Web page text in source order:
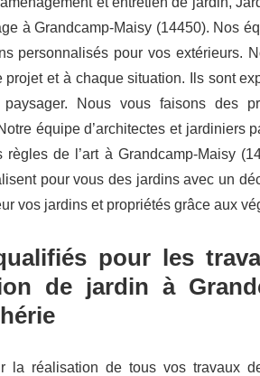
à Grandcamp-Maisy (14450). Nos
personnalisés pour vos extérieurs.
et à chaque situation. Ils sont
Nous vous faisons des
équipe d’architectes et jardiniers
de l’art à Grandcamp-Maisy
pour vous des jardins avec un
vos jardins et propriétés grâce aux
pour les
de jardin à
la réalisation de tous vos travaux